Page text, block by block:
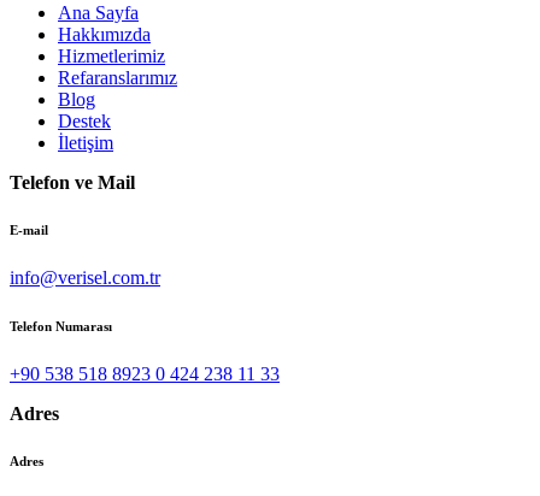
Ana Sayfa
Hakkımızda
Hizmetlerimiz
Refaranslarımız
Blog
Destek
İletişim
Telefon ve Mail
E-mail
info@verisel.com.tr
Telefon Numarası
+90 538 518 8923 0 424 238 11 33
Adres
Adres